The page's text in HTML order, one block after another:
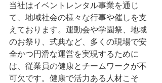
当社はイベントレンタル事業を通じ
て、地域社会の様々な行事や催しを支
えております。運動会や学園祭、地域
のお祭り、式典など、多くの現場で安
全かつ円滑な運営を実現するために
は、従業員の健康とチームワークが不
可欠です。健康で活力ある人材こそ